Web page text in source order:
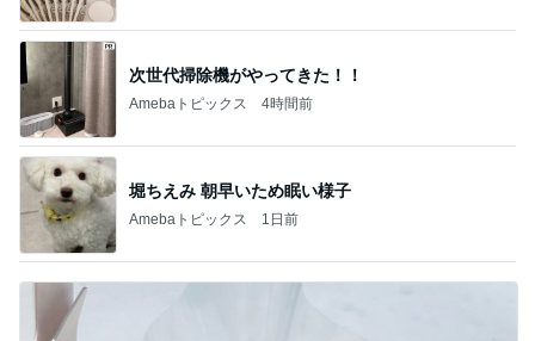
次世代掃除機がやってきた！！
Amebaトピックス 4時間前
堀ちえみ 朝早いため眠い様子
Amebaトピックス 1日前